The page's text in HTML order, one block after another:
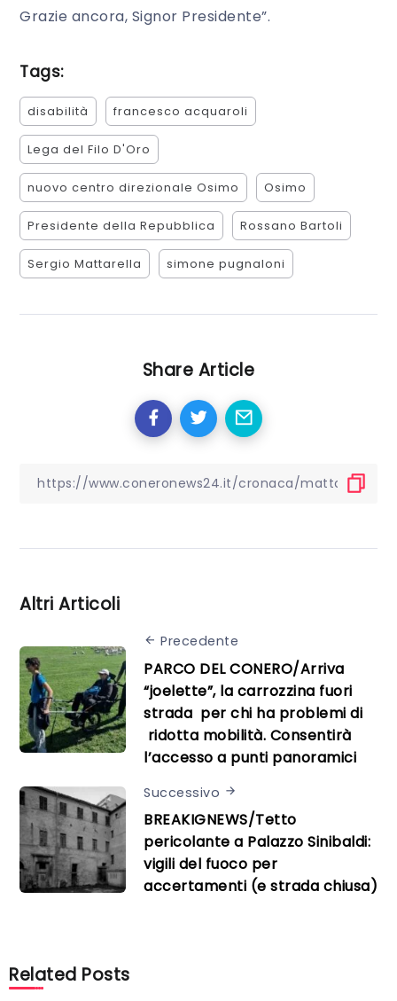
Grazie ancora, Signor Presidente”.
Tags:
disabilità francesco acquaroli
Lega del Filo D'Oro
nuovo centro direzionale Osimo Osimo
Presidente della Repubblica Rossano Bartoli
Sergio Mattarella simone pugnaloni
Share Article
Altri Articoli
Precedente
PARCO DEL CONERO/Arriva
“joelette”, la carrozzina fuori
strada per chi ha problemi di
ridotta mobilità. Consentirà
l’accesso a punti panoramici
Successivo
BREAKIGNEWS/Tetto
pericolante a Palazzo Sinibaldi:
vigili del fuoco per
accertamenti (e strada chiusa)
Related Posts